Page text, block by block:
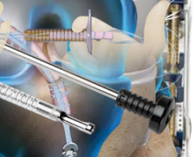
com enxerto do tendão